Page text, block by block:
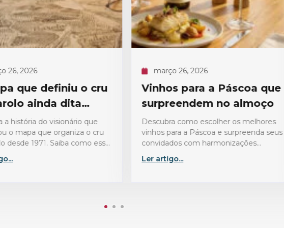
2026
que definiu o cru
ainda dita
do visionário que
mapa que organiza o cru
1971. Saiba como essa
as regras de qualidade
março 26, 2026
Vinhos para a Páscoa que
surpreendem no almoço
Descubra como escolher os melhores
vinhos para a Páscoa e surpreenda seus
convidados com harmonizações
perfeitas, do bacalhau ao cordeiro
assado.
Ler artigo...